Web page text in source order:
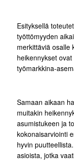
Esityksellä
työttömyyden
merkittäviä osalle
heikennykset
työmarkkina-
Samaan aikaan
muitakin
asumistukeen ja
kokonaisarviointi
hyvin
asioista, jotka